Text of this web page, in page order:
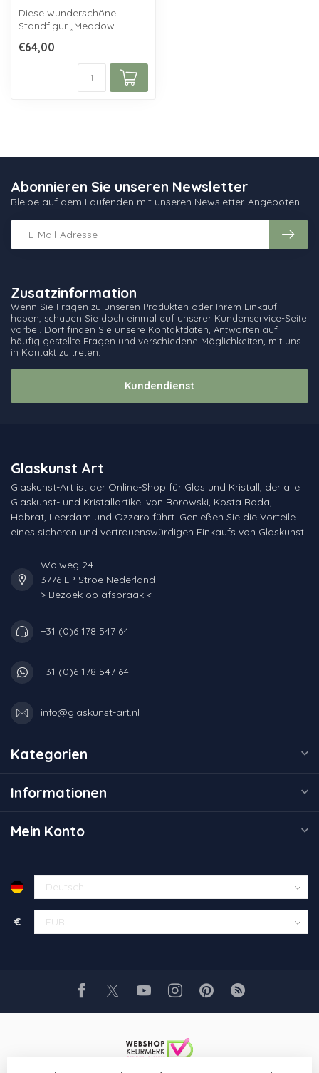
Diese wunderschöne
Standfigur „Meadow
Habrat wurde vom po...
€64,00
Zusatzinformation
Wenn Sie Fragen zu unseren Produkten oder Ihrem Einkauf
haben, schauen Sie doch einmal auf unserer Kundenservice-Seite
vorbei. Dort finden Sie unsere Kontaktdaten, Antworten auf
häufig gestellte Fragen und verschiedene Möglichkeiten, mit uns
in Kontakt zu treten.
Kundendienst
Abonnieren Sie unseren Newsletter
Bleibe auf dem Laufenden mit unseren Newsletter-Angeboten
Glaskunst Art
Glaskunst-Art ist der Online-Shop für Glas und Kristall, der alle
Glaskunst- und Kristallartikel von Borowski, Kosta Boda,
Habrat, Leerdam und Ozzaro führt. Genießen Sie die Vorteile
eines sicheren und vertrauenswürdigen Einkaufs von Glaskunst.
Wolweg 24
3776 LP Stroe Nederland
> Bezoek op afspraak <
+31 (0)6 178 547 64
+31 (0)6 178 547 64
info@glaskunst-art.nl
Kategorien
Informationen
Mein Konto
€